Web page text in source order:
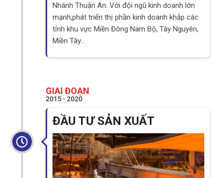
Nhánh Thuận An. Với đội ngũ kinh doanh lớn
mạnh,phát triển thị phần kinh doanh khắp các
tỉnh khu vực Miền Đông Nam Bộ, Tây Nguyên,
Miền Tây…
GIAI ĐOẠN
2015 - 2020
ĐẦU TƯ SẢN XUẤT